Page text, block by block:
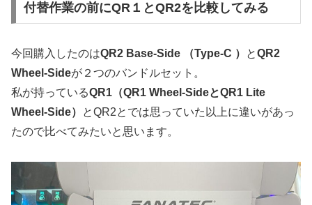
付替作業の前にQR１とQR2を比較してみる
今回購入したのはQR2 Base-Side （Type-C ） とQR2
Wheel-Sideが２つのバンドルセット。
私が持っているQR1（QR1 Wheel-SideとQR1 Lite
Wheel-Side）
とQR2とでは思っていた以上に違いがあっ
たので比べてみたいと思います。